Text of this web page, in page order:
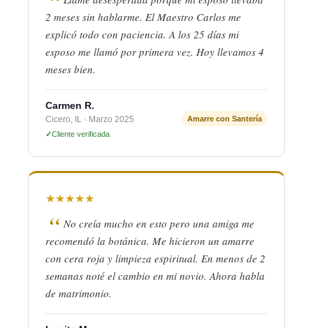
2 meses sin hablarme. El Maestro Carlos me
explicó todo con paciencia. A los 25 días mi
esposo me llamó por primera vez. Hoy llevamos 4
meses bien.
Carmen R.
Cicero, IL · Marzo 2025
Cliente verificada
Amarre con Santería
★★★★★
No creía mucho en esto pero una amiga me
recomendó la botánica. Me hicieron un amarre
con cera roja y limpieza espiritual. En menos de 2
semanas noté el cambio en mi novio. Ahora habla
de matrimonio.